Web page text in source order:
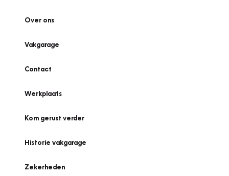
Over ons
Vakgarage
Contact
Werkplaats
Kom gerust verder
Historie vakgarage
Zekerheden